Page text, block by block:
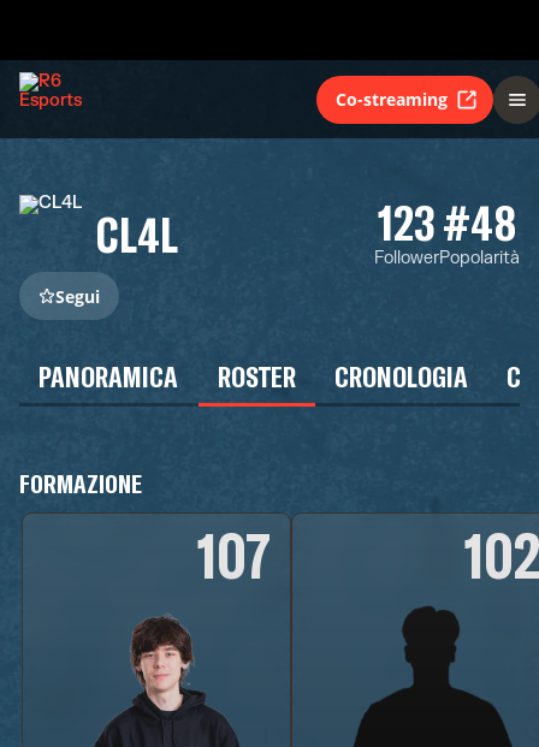
Co-streaming
CL4L 123
Follower
#48
Popolarità
Segui
PANORAMICA ROSTER CRONOLOGIA
FORMAZIONE
107 102